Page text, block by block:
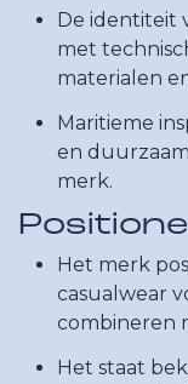
De identiteit
met
materialen
Maritieme
en
merk.
Het merk
casualwear
combineren
Het staat